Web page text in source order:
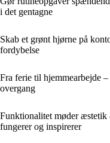
i det gentagne
Skab et grønt hjørne på
fordybelse
Fra ferie til hjemmearbejde
overgang
Funktionalitet møder æstetik
fungerer og inspirerer